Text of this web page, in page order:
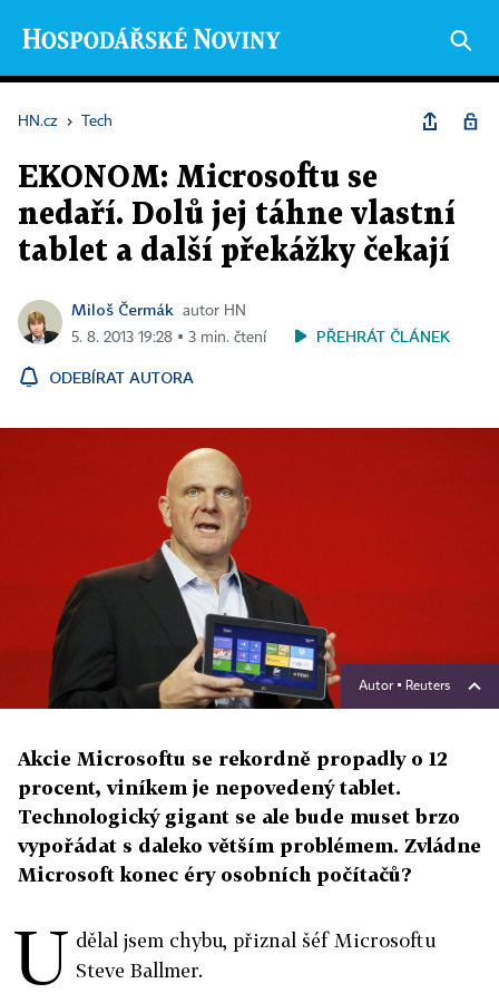
HN.cz › Tech
EKONOM: Microsoftu se
nedaří. Dolů jej táhne vlastní
tablet a další překážky čekají
Miloš Čermák
autor HN
5. 8. 2013 19:28 ▪ 3 min. čtení
PŘEHRÁT ČLÁNEK
ODEBÍRAT AUTORA
Autor ▪ Reuters
Akcie Microsoftu se rekordně propadly o 12
procent, viníkem je nepovedený tablet.
Technologický gigant se ale bude muset brzo
vypořádat s daleko větším problémem. Zvládne
Microsoft konec éry osobních počítačů?
U dělal jsem chybu, přiznal šéf Microsoftu
Steve Ballmer.